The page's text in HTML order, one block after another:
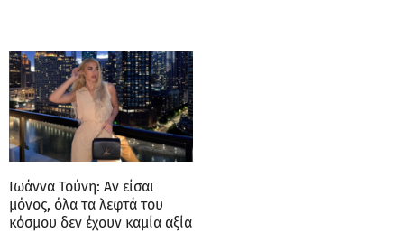
Ιωάννα Τούνη: Αν είσαι
μόνος, όλα τα λεφτά του
κόσμου δεν έχουν καμία αξία